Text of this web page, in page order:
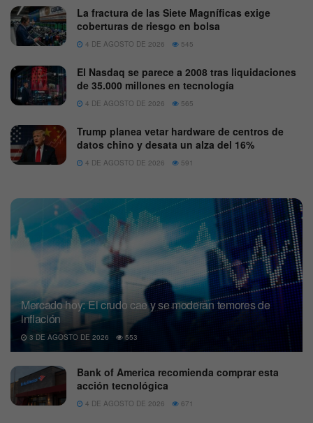
La fractura de las Siete Magníficas exige
coberturas de riesgo en bolsa
4 DE AGOSTO DE 2026 545
El Nasdaq se parece a 2008 tras liquidaciones
de 35.000 millones en tecnología
4 DE AGOSTO DE 2026 565
Trump planea vetar hardware de centros de
datos chino y desata un alza del 16%
4 DE AGOSTO DE 2026 591
Mercado hoy: El crudo cae y se moderan temores de
inflación
3 DE AGOSTO DE 2026 553
Bank of America recomienda comprar esta
acción tecnológica
4 DE AGOSTO DE 2026 671